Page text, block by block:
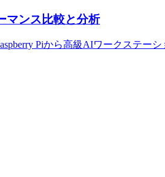
マンス比較と分析
Piから高級AIワークステー